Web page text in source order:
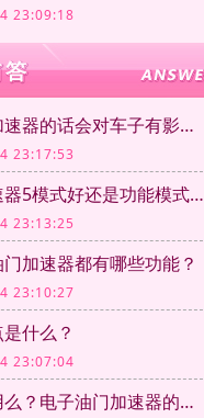
23:09:18
如果加装电子油门加速器的话会对车子有影响吗？
23:17:53
目前的电子油门加速器5模式好还是功能模式越多越好呢？
23:13:25
加速器都有哪些功能？
23:10:27
什么？
23:07:04
电子油门加速器有用么？电子油门加速器的作用